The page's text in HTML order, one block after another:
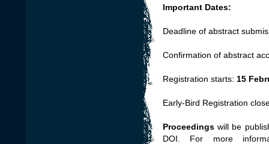
Important Dates:
Deadline of abstract
Confirmation of abstract
Registration starts: 15
Early-Bird Registration
Proceedingswill be
DOI. For more